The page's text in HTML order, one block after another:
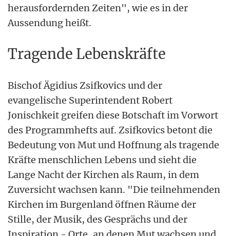
herausfordernden Zeiten", wie es in der
Aussendung heißt.
Tragende Lebenskräfte
Bischof Ägidius Zsifkovics und der
evangelische Superintendent Robert
Jonischkeit greifen diese Botschaft im Vorwort
des Programmhefts auf. Zsifkovics betont die
Bedeutung von Mut und Hoffnung als tragende
Kräfte menschlichen Lebens und sieht die
Lange Nacht der Kirchen als Raum, in dem
Zuversicht wachsen kann. "Die teilnehmenden
Kirchen im Burgenland öffnen Räume der
Stille, der Musik, des Gesprächs und der